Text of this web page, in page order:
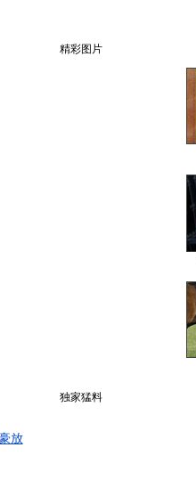
精彩图片
独家猛料
放